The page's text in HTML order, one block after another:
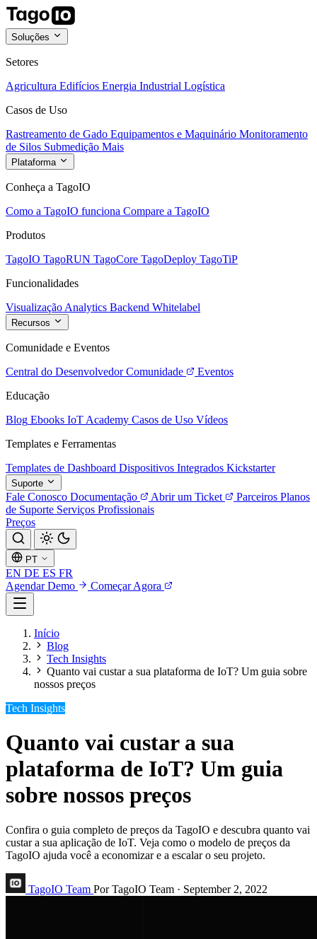
Soluções
Setores
Agricultura Edifícios Energia Industrial Logística
Casos de Uso
Rastreamento de Gado Equipamentos e Maquinário Monitoramento
de Silos Submedição Mais
Plataforma
Conheça a TagoIO
Como a TagoIO funciona Compare a TagoIO
Produtos
TagoIO TagoRUN TagoCore TagoDeploy TagoTiP
Funcionalidades
Visualização Analytics Backend Whitelabel
Recursos
Comunidade e Eventos
Central do Desenvolvedor Comunidade
Eventos
Educação
Blog Ebooks IoT Academy Casos de Uso Vídeos
Templates e Ferramentas
Templates de Dashboard Dispositivos Integrados Kickstarter
Suporte
Fale Conosco Documentação Abrir um Ticket Parceiros Planos
de Suporte Serviços Profissionais
Preços
PT
EN DE ES FR
Agendar Demo
Começar Agora
Início
Blog
Tech Insights
Quanto vai custar a sua plataforma de IoT? Um guia sobre
nossos preços
Tech Insights
Quanto vai custar a sua
plataforma de IoT? Um guia
sobre nossos preços
Confira o guia completo de preços da TagoIO e descubra quanto vai
custar a sua aplicação de IoT. Veja como o modelo de preços da
TagoIO ajuda você a economizar e a escalar o seu projeto.
TagoIO Team Por TagoIO Team · September 2, 2022